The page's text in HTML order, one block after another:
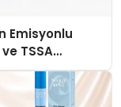
Emisyonlu
TSSA